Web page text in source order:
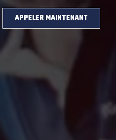
APPELER MAINTENANT